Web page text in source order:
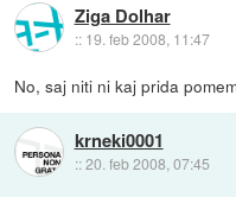
Ziga Dolhar
:: 19. feb 2008, 11:47
No, saj niti ni kaj prida
krneki0001
::20. feb 2008, 07:45